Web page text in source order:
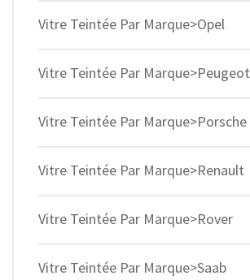
Vitre Teintée Par Marque>Opel
Vitre Teintée Par Marque>Peugeot
Vitre Teintée Par Marque>Porsche
Vitre Teintée Par Marque>Renault
Vitre Teintée Par Marque>Rover
Vitre Teintée Par Marque>Saab